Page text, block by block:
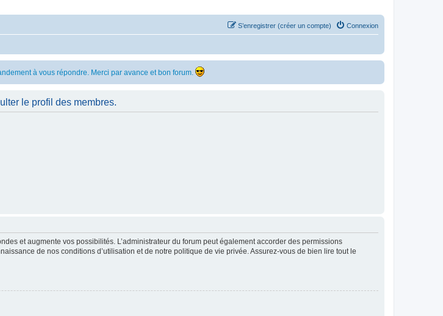
Connexion
S’enregistrer (créer un compte)
à vous répondre. Merci par avance et bon forum.
le profil des membres.
et augmente vos possibilités. L’administrateur du forum peut également accorder des permissions
de nos conditions d’utilisation et de notre politique de vie privée. Assurez-vous de bien lire tout le